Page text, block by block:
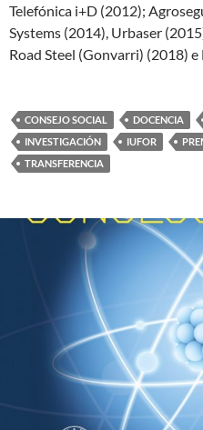
Telefónica i+D (2012);
Systems (2014), Urbaser
Road Steel (Gonvarri) (2018)
CONSEJO SOCIAL DOCENCIA
INVESTIGACIÓN
IUFOR
TRANSFERENCIA